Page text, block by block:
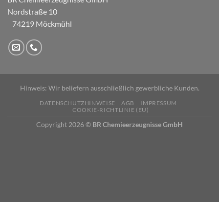
Nordstraße 10
74219 Möckmühl
Hinweis: Wir beliefern ausschließlich gewerbliche Kunden.
DATENSCHUTZHINWEISE AGB
IMPRESSUM
COOKIE-RICHTLINIE (EU)
Copyright 2026 © BR Chemieerzeugnisse GmbH